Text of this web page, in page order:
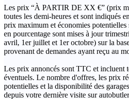
Les prix “À PARTIR DE XX €” (prix
toutes les demi-heures et sont indiqués
prix maximum et économies potentielles
en pourcentage sont mises à jour
avril, 1er juillet et 1er octobre) sur la
provenant de demandes ayant reçu au
Les prix annoncés sont TTC et incluent
éventuels. Le nombre d'offres, les prix
potentielles et la disponibilité des
depuis votre dernière visite sur